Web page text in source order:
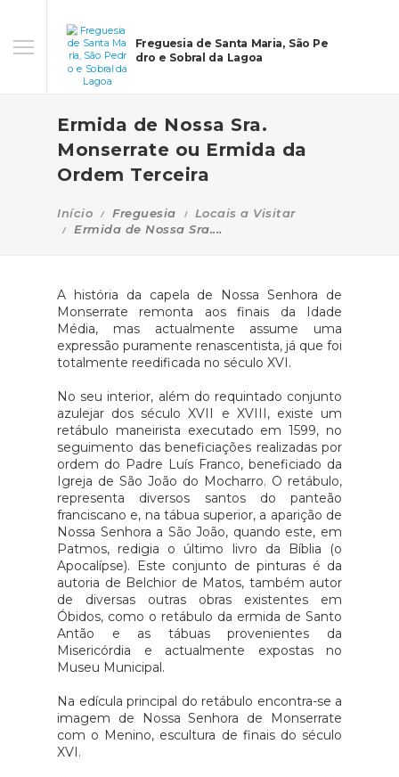
Freguesia de Santa Maria, São Pe
dro e Sobral da Lagoa
Ermida de Nossa Sra.
Monserrate ou Ermida da
Ordem Terceira
Início Freguesia
Locais a Visitar
Ermida de Nossa Sra....
A história da capela de Nossa Senhora de
Monserrate remonta aos finais da Idade
Média, mas actualmente assume uma
expressão puramente renascentista, já que foi
totalmente reedificada no século XVI.
No seu interior, além do requintado conjunto
azulejar dos século XVII e XVIII, existe um
retábulo maneirista executado em 1599, no
seguimento das beneficiações realizadas por
ordem do Padre Luís Franco, beneficiado da
Igreja de São João do Mocharro. O retábulo,
representa diversos santos do panteão
franciscano e, na tábua superior, a aparição de
Nossa Senhora a São João, quando este, em
Patmos, redigia o último livro da Bíblia (o
Apocalípse). Este conjunto de pinturas é da
autoria de Belchior de Matos, também autor
de diversas outras obras existentes em
Óbidos, como o retábulo da ermida de Santo
Antão e as tábuas provenientes da
Misericórdia e actualmente expostas no
Museu Municipal.
Na edícula principal do retábulo encontra-se a
imagem de Nossa Senhora de Monserrate
com o Menino, escultura de finais do século
XVI.